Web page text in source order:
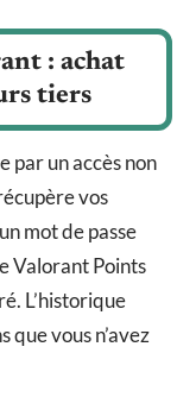
: achat
tiers
par un accès non
vos
mot de passe
Valorant Points
L’historique
que vous n’avez